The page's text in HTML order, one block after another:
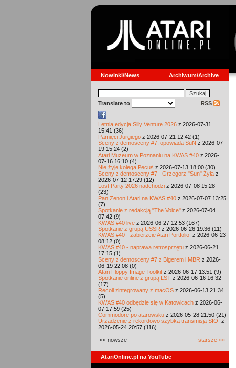
Nowinki/News Archiwum/Archive
Translate to RSS
Letnia edycja Silly Venture 2026 z 2026-07-31
15:41 (36)
Pamięci Jurgiego z 2026-07-21 12:42 (1)
Sceny z demosceny #7: opowiada SuN z 2026-07-
19 15:24 (2)
Atari Muzeum w Poznaniu na KWAS #40 z 2026-
07-16 16:10 (4)
Nie żyje kolega Pecuś z 2026-07-13 18:00 (30)
Sceny z demosceny #7 - Grzegorz "Sun" Żyła z
2026-07-12 17:29 (12)
Lost Party 2026 nadchodzi z 2026-07-08 15:28
(23)
Pan Zenon i Atari na KWAS #40 z 2026-07-07 13:25
(7)
Spotkanie z redakcją "The Voice" z 2026-07-04
07:42 (9)
KWAS #40 live z 2026-06-27 12:53 (167)
Spotkanie z grupą USSR z 2026-06-26 19:36 (11)
KWAS #40 - zabierzcie Atari Portfolio! z 2026-06-23
08:12 (0)
KWAS #40 - naprawa retrosprzętu z 2026-06-21
17:15 (1)
Sceny z demosceny #7 z Bigerem i MBR z 2026-
06-19 22:08 (0)
Atari Floppy Image Toolkit z 2026-06-17 13:51 (9)
Spotkanie online z grupą LST z 2026-06-16 16:32
(17)
Recoil zintegrowany z macOS z 2026-06-13 21:34
(5)
KWAS #40 odbędzie się w Katowicach z 2026-06-
07 17:59 (25)
Commodore po atarowsku z 2026-05-28 21:50 (21)
Urządzenie z rekordowo szybką transmisją SIO! z
2026-05-24 20:57 (116)
«« nowsze starsze »»
AtariOnline.pl na YouTube